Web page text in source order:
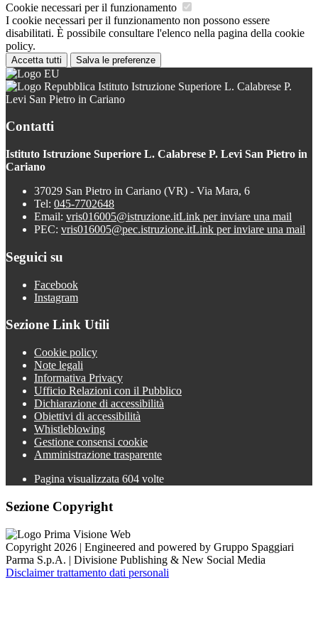
Cookie necessari per il funzionamento
I cookie necessari per il funzionamento non possono essere
disabilitati. È possibile consultare l'elenco nella pagina della cookie
policy.
Accetta tutti Salva le preferenze
Istituto Istruzione Superiore L. Calabrese P.
Levi San Pietro in Cariano
Contatti
Istituto Istruzione Superiore L. Calabrese P. Levi San Pietro in
Cariano
37029 San Pietro in Cariano (VR) - Via Mara, 6
Tel: 045-7702648
Email: vris016005@istruzione.itLink per inviare una mail
PEC: vris016005@pec.istruzione.itLink per inviare una mail
Seguici su
Facebook
Instagram
Sezione Link Utili
Cookie policy
Note legali
Informativa Privacy
Ufficio Relazioni con il Pubblico
Dichiarazione di accessibilità
Obiettivi di accessibilità
Whistleblowing
Gestione consensi cookie
Amministrazione trasparente
Pagina visualizzata 604 volte
Sezione Copyright
Copyright 2026 | Engineered and powered by Gruppo Spaggiari
Parma S.p.A. | Divisione Publishing & New Social Media
Disclaimer trattamento dati personali